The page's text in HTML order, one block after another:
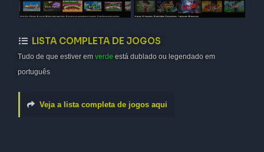
LISTA COMPLETA DE JOGOS
Tudo de que estiver em verde está dublado ou legendado em
português
Veja a lista completa de jogos aqui